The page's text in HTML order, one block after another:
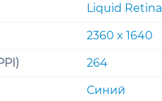
Liquid Retina
2360 x 1640
264
Синий